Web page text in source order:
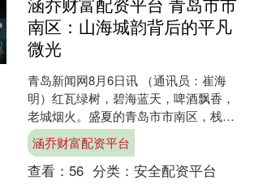
南区：山海城韵背后的平凡
微光
青岛新闻网8月6日讯 （通讯员：崔海
明）红瓦绿树，碧海蓝天，啤酒飘香，
老城烟火。盛夏的青岛市市南区，栈桥
上游人络绎不绝，啤酒节现场人声鼎
沸，一幅滨海文旅画卷徐徐....
涵乔财富配资平台
查看： 56 分类： 安全配资平台